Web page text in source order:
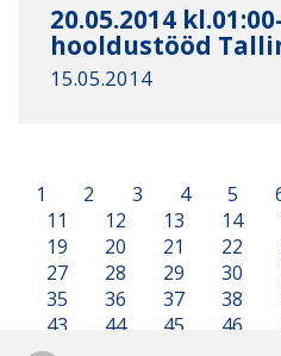
20.05.2014
hooldustööd
15.05.2014
1 2 3 4 5
11
12 13 14
19
20 21 22
27
28 29 30
35
36 37 38
43
44 45 46